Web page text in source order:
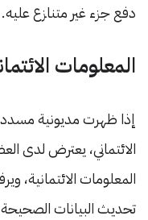
دفع جزء غير متنازع عليه.
المعلومات
إذا ظهرت مديونية
الائتماني، يعترض لدى
المعلومات الائتمانية،
تحديث البيانات